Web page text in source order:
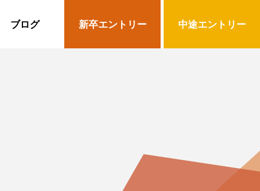
ブログ 新卒エントリー 中途エントリー